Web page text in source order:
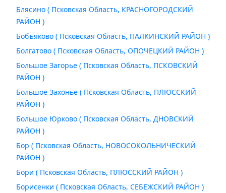
Блясино ( Псковская Область, КРАСНОГОРОДСКИЙ
РАЙОН )
Бобъяково ( Псковская Область, ПАЛКИНСКИЙ РАЙОН )
Болгатово ( Псковская Область, ОПОЧЕЦКИЙ РАЙОН )
Большое Загорье ( Псковская Область, ПСКОВСКИЙ
РАЙОН )
Большое Захонье ( Псковская Область, ПЛЮССКИЙ
РАЙОН )
Большое Юрково ( Псковская Область, ДНОВСКИЙ
РАЙОН )
Бор ( Псковская Область, НОВОСОКОЛЬНИЧЕСКИЙ
РАЙОН )
Бори ( Псковская Область, ПЛЮССКИЙ РАЙОН )
Борисенки ( Псковская Область, СЕБЕЖСКИЙ РАЙОН )